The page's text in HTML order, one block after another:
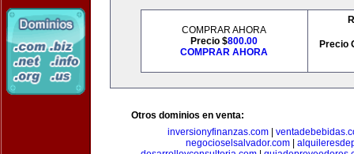
COMPRAR AHORA
Precio $800.00
COMPRAR AHORA
Precio
Otros dominios en venta:
inversionyfinanzas.com|
negocioselsalvador.com|